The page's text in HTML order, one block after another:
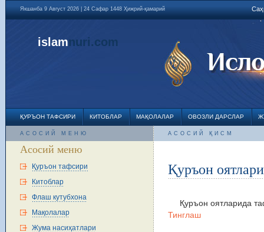
Якшанба 9 Август 2026 | 24 Сафар 1448 Ҳижрий-қамарий
islamnuri.com
ҚУРЪОН ТАФСИРИ КИТОБЛАР МАҚОЛАЛАР ОВОЗЛИ ДАРСЛАР
АСОСИЙ МЕНЮ
Асосий меню
Қуръон тафсири
Китоблар
Флаш кутубхона
Мақолалар
Жума насиҳатлари
АСОСИЙ ҚИСМ
Қуръон
Қуръон оятларида
Тинглаш